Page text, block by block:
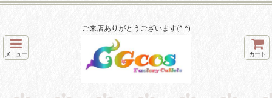
ご来店ありがとうございます(^_^)
メニュー カート